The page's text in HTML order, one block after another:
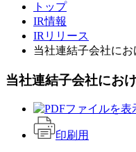
トップ
IR情報
IRリリース
当社連結子会社に
当社連結子会社にお
印刷用